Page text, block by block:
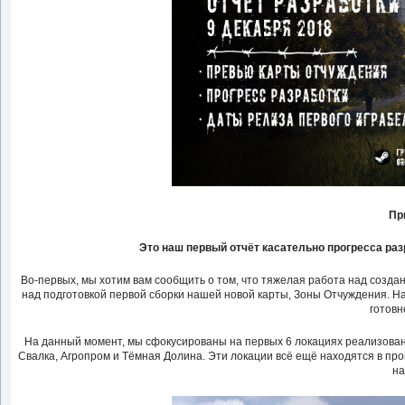
Это наш первый отчёт касательно прогресса
Во-первых, мы хотим вам сообщить о том, что тяжелая работа над
над подготовкой первой сборки нашей новой карты, Зоны Отчуждения.
На данный момент, мы сфокусированы на первых 6 локациях
Свалка, Агропром и Тёмная Долина. Эти локации всё ещё находятся в